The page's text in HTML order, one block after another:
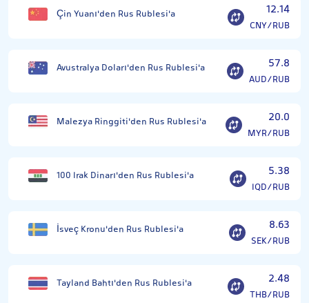
Çin Yuanı'den Rus Rublesi'a 12.14
CNY/RUB
Avustralya Doları'den Rus Rublesi'a 57.8
AUD/RUB
Malezya Ringgiti'den Rus Rublesi'a 20.0
MYR/RUB
100 Irak Dinarı'den Rus Rublesi'a 5.38
IQD/RUB
İsveç Kronu'den Rus Rublesi'a 8.63
SEK/RUB
Tayland Bahtı'den Rus Rublesi'a 2.48
THB/RUB